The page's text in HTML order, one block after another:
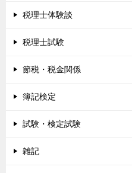
税理士体験談
税理士試験
節税・税金関係
簿記検定
試験・検定試験
雑記